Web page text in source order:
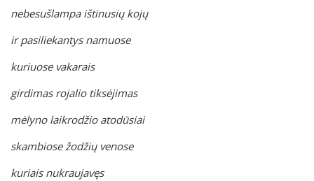
nebesušlampa ištinusių kojų
ir pasiliekantys namuose
kuriuose vakarais
girdimas rojalio tiksėjimas
mėlyno laikrodžio atodūsiai
skambiose žodžių venose
kuriais nukraujavęs